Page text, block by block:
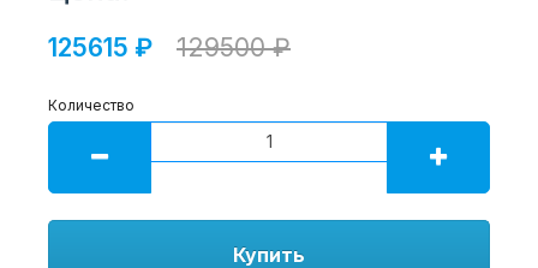
125615 ₽ 129500 ₽
Количество
Купить